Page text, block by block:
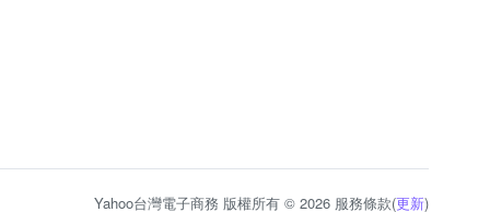
Yahoo台灣電子商務 版權所有 © 2026 服務條款(更新)